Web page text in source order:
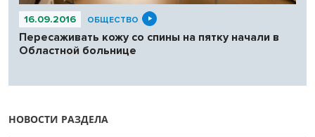
16.09.2016 ОБЩЕСТВО
Пересаживать кожу со спины на пятку начали в
Областной больнице
НОВОСТИ РАЗДЕЛА